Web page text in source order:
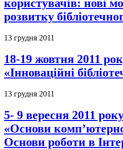
користувачів: нові
розвитку
13 грудня 2011
18-19 жовтня 2011
«Інноваційні
13 грудня 2011
5- 9 вересня 2011
«Основи
Основи роботи в